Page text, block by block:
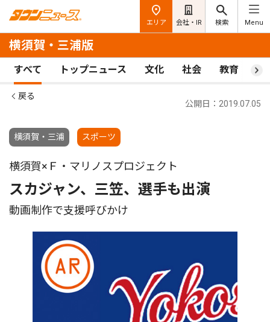
エリア 会社・IR 検索 Menu
横須賀・三浦版
すべて トップニュース 文化 社会 教育 ス
戻る
横須賀・三浦 スポーツ
公開日：2019.07.05
横須賀×Ｆ・マリノスプロジェクト
スカジャン、三笠、選手も出演
動画制作で支援呼びかけ